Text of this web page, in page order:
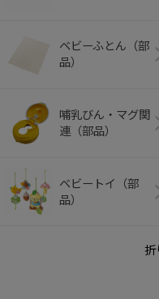
ベビーふとん（部
品）
哺乳びん・マグ関
連（部品）
ベビートイ（部
品）